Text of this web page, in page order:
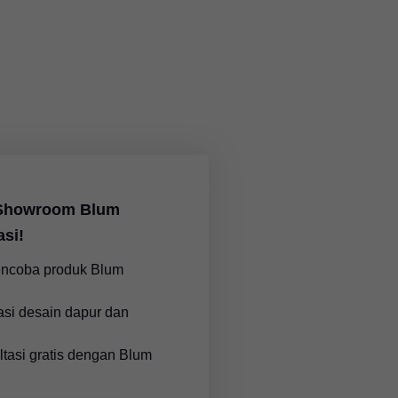
Blum
produk Blum
desain dapur dan
gratis dengan Blum